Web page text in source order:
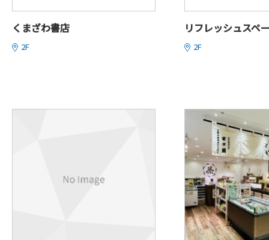
くまざわ書店
2F
リフレッシュスペ
2F